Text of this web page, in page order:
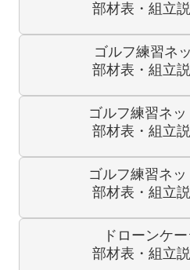
部材表・組立
ゴルフ練習ネ
部材表・組立
ゴルフ練習ネ
部材表・組立
ゴルフ練習ネ
部材表・組立
ドローンケ
部材表・組立